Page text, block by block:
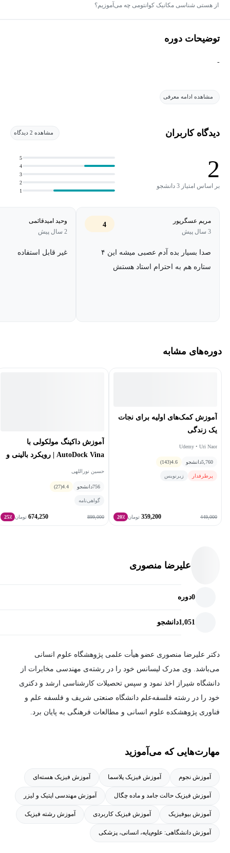
از هستی شناسی مکانیک کوانتومی چه می‌آموزیم؟
توضیحات دوره
-
مشاهده ادامه معرفی
دیدگاه کاربران مشاهده 2 دیدگاه
2
بر اساس امتیاز 3 دانشجو
1
2
3
4
5
مریم عسگرپور
3 سال پیش
4
صدا بسیار بده آدم عصبی میشه این ۴
ستاره هم به احترام استاد هستش
وحید امیدقائمی
2 سال پیش
غیر قابل استفاده
دوره‌های مشابه
آموزش کمک‌های اولیه برای نجات
یک زندگی
Udemy • Uri Naor
5,760دانشجو 4.6
(143)
پرطرفدار زیرنویس
449,000
359,200 تومان 20٪
آموزش داکینگ مولکولی با
AutoDock Vina | رویکرد بالینی و
پروژه محور
حسین نوراللهی
756دانشجو 4.4
(27)
گواهی‌نامه
899,000
674,250 تومان 25٪
علیرضا منصوری
0دوره
1,051دانشجو
دکتر علیرضا منصوری عضو هیأت علمی پژوهشگاه علوم انسانی
می‌باشد. وی مدرک لیسانس خود را در رشته‌ی مهندسی مخابرات از
دانشگاه شیراز اخذ نمود و سپس تحصیلات کارشناسی ارشد و دکتری
خود را در رشته فلسفه‌علم دانشگاه صنعتی شریف و فلسفه علم و
فناوری پژوهشکده علوم انسانی و مطالعات فرهنگی به پایان برد.
مهارت‌هایی که می‌آموزید
آموزش نجوم آموزش فیزیک پلاسما آموزش فیزیک هسته‌ای
آموزش فیزیک حالت جامد و ماده چگال آموزش مهندسی اپتیک و لیزر
آموزش بیوفیزیک آموزش فیزیک کاربردی آموزش رشته فیزیک
آموزش دانشگاهی: علوم‌پایه، انسانی، پزشکی